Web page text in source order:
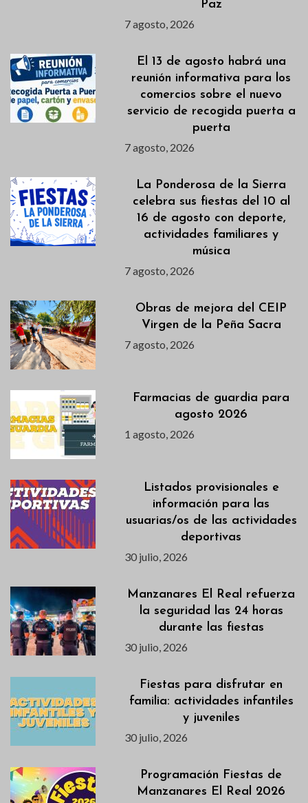
Paz
7 agosto, 2026
El 13 de agosto habrá una
reunión informativa para los
comercios sobre el nuevo
servicio de recogida puerta a
puerta
7 agosto, 2026
La Ponderosa de la Sierra
celebra sus fiestas del 10 al
16 de agosto con deporte,
actividades familiares y
música
7 agosto, 2026
Obras de mejora del CEIP
Virgen de la Peña Sacra
7 agosto, 2026
Farmacias de guardia para
agosto 2026
1 agosto, 2026
Listados provisionales e
información para las
usuarias/os de las actividades
deportivas
30 julio, 2026
Manzanares El Real refuerza
la seguridad las 24 horas
durante las fiestas
30 julio, 2026
Fiestas para disfrutar en
familia: actividades infantiles
y juveniles
30 julio, 2026
Programación Fiestas de
Manzanares El Real 2026